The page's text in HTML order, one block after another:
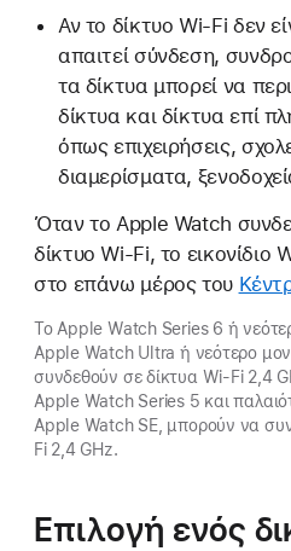
Αν το δίκτυο Wi-Fi δεν
απαιτεί σύνδεση,
τα δίκτυα μπορεί να
δίκτυα και δίκτυα επί
όπως επιχειρήσεις,
διαμερίσματα,
Όταν το Apple Watch
δίκτυο Wi-Fi, το εικονίδιο
στο επάνω μέρος του
Το Apple Watch Series 6 ή
Apple Watch Ultra ή νεότερο
συνδεθούν σε δίκτυα Wi-Fi 2,4
Apple Watch Series 5 και
Apple Watch SE, μπορούν να
Fi 2,4 GHz.
Επιλογή ενός